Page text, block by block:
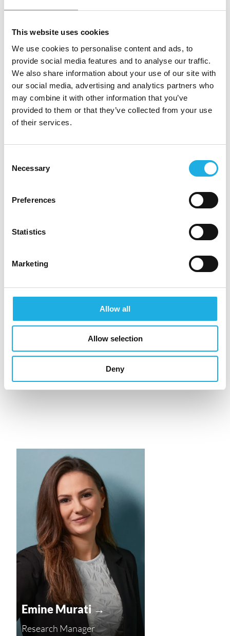
This website uses cookies
We use cookies to personalise content and ads, to
provide social media features and to analyse our traffic.
We also share information about your use of our site with
our social media, advertising and analytics partners who
may combine it with other information that you’ve
provided to them or that they’ve collected from your use
of their services.
Selection
Necessary
Preferences
Statistics
Marketing
Allow all
Allow selection
Deny
Istobal är en internationell helhetsleverantör av
Spanien, och i Sverige arbetar 18 medarbetare i
en organisation präglad av professionalism,
innovation och engagemang.
Som en del av en nordisk struktur med totalt cirka
125 medarbetare erbjuder Istobal en stark
plattform för tillväxt och utveckling.
Rekryteringen sker i samarbete med Compass
Emine Murati på
Thorsten Andersen på
Så snart som möjligt
Emine Murati →
Research Manager